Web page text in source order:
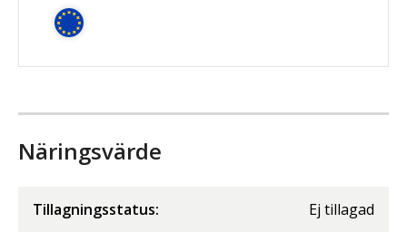
Näringsvärde
Tillagningsstatus: Ej tillagad